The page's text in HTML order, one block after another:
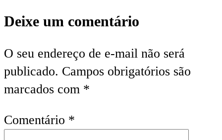
Deixe um comentário
O seu endereço de e-mail não será
publicado. Campos obrigatórios são
marcados com *
Comentário *